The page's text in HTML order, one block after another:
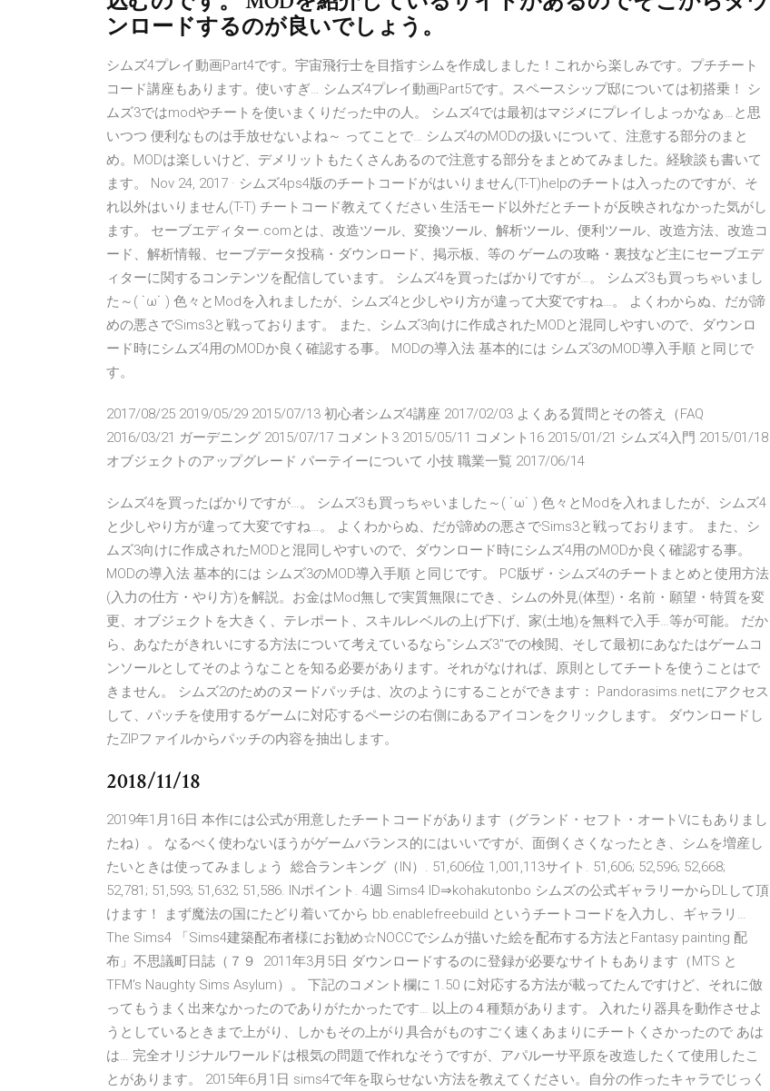
ンロードするのが良いでしょう。
シムズ4プレイ動画Part4です。宇宙飛行士を目指すシムを作成しました！これから楽しみです。プチチート
コード講座もあります。使いすぎ… シムズ4プレイ動画Part5です。スペースシップ邸については初搭乗！ シ
ムズ3ではmodやチートを使いまくりだった中の人。 シムズ4では最初はマジメにプレイしよっかなぁ…と思
いつつ 便利なものは手放せないよね～ ってことで… シムズ4のMODの扱いについて、注意する部分のまと
め。MODは楽しいけど、デメリットもたくさんあるので注意する部分をまとめてみました。経験談も書いて
ます。 Nov 24, 2017 · シムズ4ps4版のチートコードがはいりません(T-T)helpのチートは入ったのですが、そ
れ以外はいりません(T-T) チートコード教えてください 生活モード以外だとチートが反映されなかった気がし
ます。 セーブエディター.comとは、改造ツール、変換ツール、解析ツール、便利ツール、改造方法、改造コ
ード、解析情報、セーブデータ投稿・ダウンロード、掲示板、等の ゲームの攻略・裏技など主にセーブエデ
ィターに関するコンテンツを配信しています。 シムズ4を買ったばかりですが…。 シムズ3も買っちゃいまし
た～( ˙ω˙ ) 色々とModを入れましたが、シムズ4と少しやり方が違って大変ですね…。 よくわからぬ、だが諦
めの悪さでSims3と戦っております。 また、シムズ3向けに作成されたMODと混同しやすいので、ダウンロ
ード時にシムズ4用のMODか良く確認する事。 MODの導入法 基本的には シムズ3のMOD導入手順 と同じで
す。
2017/08/25 2019/05/29 2015/07/13 初心者シムズ4講座 2017/02/03 よくある質問とその答え（FAQ
2016/03/21 ガーデニング 2015/07/17 コメント3 2015/05/11 コメント16 2015/01/21 シムズ4入門 2015/01/18
オブジェクトのアップグレード パーテイーについて 小技 職業一覧 2017/06/14
シムズ4を買ったばかりですが…。 シムズ3も買っちゃいました～( ˙ω˙ ) 色々とModを入れましたが、シムズ4
と少しやり方が違って大変ですね…。 よくわからぬ、だが諦めの悪さでSims3と戦っております。 また、シ
ムズ3向けに作成されたMODと混同しやすいので、ダウンロード時にシムズ4用のMODか良く確認する事。
MODの導入法 基本的には シムズ3のMOD導入手順 と同じです。 PC版ザ・シムズ4のチートまとめと使用方法
(入力の仕方・やり方)を解説。お金はMod無しで実質無限にでき、シムの外見(体型)・名前・願望・特質を変
更、オブジェクトを大きく、テレポート、スキルレベルの上げ下げ、家(土地)を無料で入手…等が可能。 だか
ら、あなたがきれいにする方法について考えているなら"シムズ3"での検閲、そして最初にあなたはゲームコ
ンソールとしてそのようなことを知る必要があります。それがなければ、原則としてチートを使うことはで
きません。 シムズ2のためのヌードパッチは、次のようにすることができます： Pandorasims.netにアクセス
して、パッチを使用するゲームに対応するページの右側にあるアイコンをクリックします。 ダウンロードし
たZIPファイルからパッチの内容を抽出します。
2018/11/18
2019年1月16日 本作には公式が用意したチートコードがあります（グランド・セフト・オートVにもありまし
たね）。 なるべく使わないほうがゲームバランス的にはいいですが、面倒くさくなったとき、シムを増産し
たいときは使ってみましょう 総合ランキング（IN）. 51,606位 1,001,113サイト. 51,606; 52,596; 52,668;
52,781; 51,593; 51,632; 51,586. INポイント. 4週 Sims4 ID⇒kohakutonbo シムズの公式ギャラリーからDLして頂
けます！ まず魔法の国にたどり着いてから bb.enablefreebuild というチートコードを入力し、ギャラリ…
The Sims4 「Sims4建築配布者様にお勧め☆NOCCでシムが描いた絵を配布する方法とFantasy painting 配
布」不思議町日誌（７９ 2011年3月5日 ダウンロードするのに登録が必要なサイトもあります（MTS と
TFM's Naughty Sims Asylum）。 下記のコメント欄に 1.50 に対応する方法が載ってたんですけど、それに倣
ってもうまく出来なかったのでありがたかったです… 以上の４種類があります。 入れたり器具を動作させよ
うとしているときまで上がり、しかもその上がり具合がものすごく速くあまりにチートくさかったので あは
は… 完全オリジナルワールドは根気の問題で作れなそうですが、アパルーサ平原を改造したくて使用したこ
とがあります。 2015年6月1日 sims4で年を取らせない方法を教えてください。自分の作ったキャラでじっく